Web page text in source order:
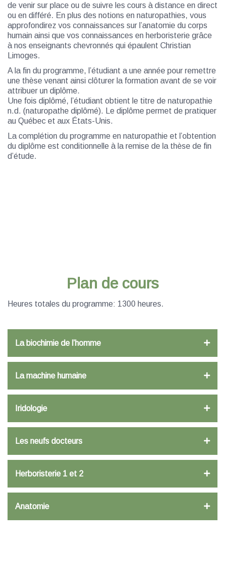
de venir sur place ou de suivre les cours à distance en direct
ou en différé. En plus des notions en naturopathies, vous
approfondirez vos connaissances sur l’anatomie du corps
humain ainsi que vos connaissances en herboristerie grâce
à nos enseignants chevronnés qui épaulent Christian
Limoges.
A la fin du programme, l’étudiant a une année pour remettre
une thèse venant ainsi clôturer la formation avant de se voir
attribuer un diplôme.
Une fois diplômé, l’étudiant obtient le titre de naturopathie
n.d. (naturopathe diplômé). Le diplôme permet de pratiquer
au Québec et aux États-Unis.
La complétion du programme en naturopathie et l’obtention
du diplôme est conditionnelle à la remise de la thèse de fin
d’étude.
Plan de cours
Heures totales du programme: 1300 heures.
La biochimie de l’homme
La machine humaine
Iridologie
Les neufs docteurs
Herboristerie 1 et 2
Anatomie